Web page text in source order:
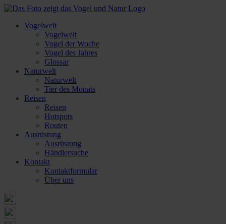
Vogelwelt
Vogelwelt
Vogel der Woche
Vogel des Jahres
Glossar
Naturwelt
Naturwelt
Tier des Monats
Reisen
Reisen
Hotspots
Routen
Ausrüstung
Ausrüstung
Händlersuche
Kontakt
Kontaktformular
Über uns